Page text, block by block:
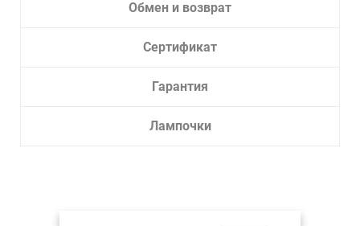
Обмен и возврат
Сертификат
Гарантия
Лампочки